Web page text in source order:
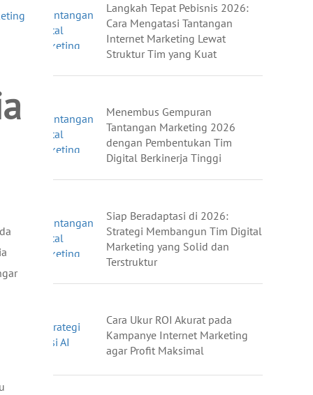
Langkah Tepat Pebisnis 2026:
Cara Mengatasi Tantangan
Internet Marketing Lewat
Struktur Tim yang Kuat
Menembus Gempuran
Tantangan Marketing 2026
dengan Pembentukan Tim
Digital Berkinerja Tinggi
Siap Beradaptasi di 2026:
Strategi Membangun Tim Digital
Marketing yang Solid dan
Terstruktur
Cara Ukur ROI Akurat pada
Kampanye Internet Marketing
agar Profit Maksimal